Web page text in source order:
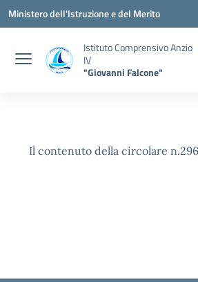
Vai ai contenuti
Vai al menu di navigazione
Vai al footer
Ministero dell'Istruzione e del Merito
Istituto Comprensivo Anzio
IV
"Giovanni Falcone"
Il contenuto della circolare